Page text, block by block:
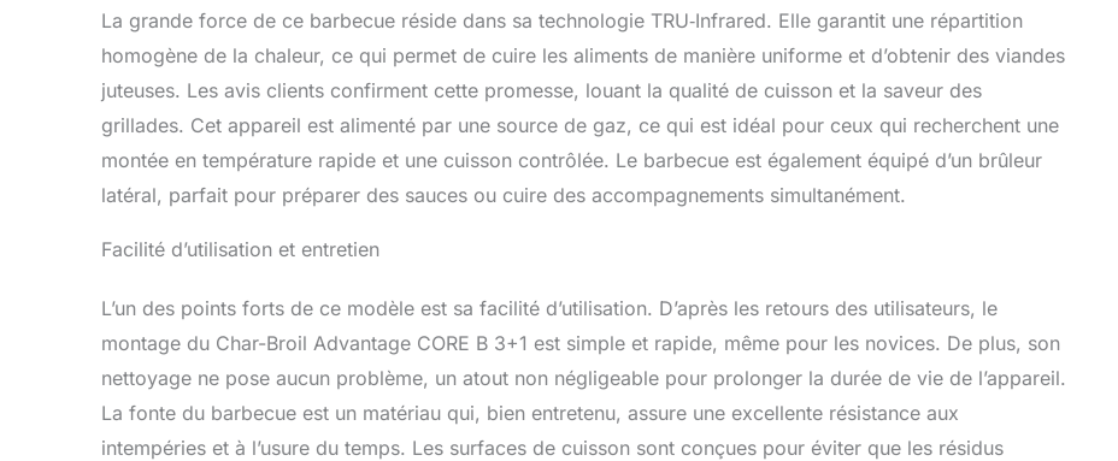
La grande force de ce barbecue réside dans sa technologie TRU‑Infrared. Elle garantit une répartition
homogène de la chaleur, ce qui permet de cuire les aliments de manière uniforme et d’obtenir des viandes
juteuses. Les avis clients confirment cette promesse, louant la qualité de cuisson et la saveur des
grillades. Cet appareil est alimenté par une source de gaz, ce qui est idéal pour ceux qui recherchent une
montée en température rapide et une cuisson contrôlée. Le barbecue est également équipé d’un brûleur
latéral, parfait pour préparer des sauces ou cuire des accompagnements simultanément.
Facilité d’utilisation et entretien
L’un des points forts de ce modèle est sa facilité d’utilisation. D’après les retours des utilisateurs, le
montage du Char-Broil Advantage CORE B 3+1 est simple et rapide, même pour les novices. De plus, son
nettoyage ne pose aucun problème, un atout non négligeable pour prolonger la durée de vie de l’appareil.
La fonte du barbecue est un matériau qui, bien entretenu, assure une excellente résistance aux
intempéries et à l’usure du temps. Les surfaces de cuisson sont conçues pour éviter que les résidus